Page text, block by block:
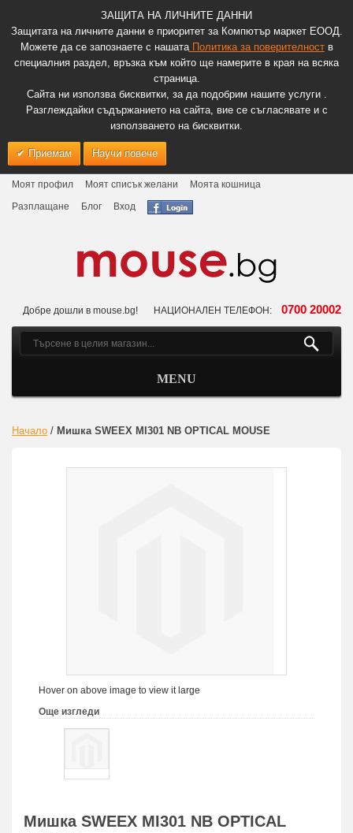
ЗАЩИТА НА ЛИЧНИТЕ ДАННИ
Защитата на личните данни е приоритет за Компютър маркет ЕООД.
Можете да се запознаете с нашатаПолитика за поверителноств
специалния раздел, връзка към който ще намерите в края на всяка
страница.
Сайта ни използва бисквитки, за да подобрим нашите услуги .
Разглеждайки съдържанието на сайта, вие се съгласявате и с
използването на бисквитки.
Приемам Научи повече
Моят профил Моят списък желани
Моята кошница
Разплащане
Блог Вход
Добре дошли в mouse.bg! НАЦИОНАЛЕН ТЕЛЕФОН: 0700 20002
MENU
Начало / Мишка SWEEX MI301 NB OPTICAL MOUSE
Hover on above image to view it large
Още изгледи
Мишка SWEEX MI301 NB OPTICAL